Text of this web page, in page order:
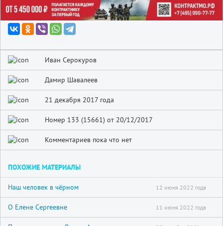
Иван Серокуров
Дамир Шавалеев
21 декабря 2017 года
Номер 133 (15661) от 20/12/2017
Комментариев пока что нет
ПОХОЖИЕ МАТЕРИАЛЫ
Наш человек в чёрном 12 июня 2022 года
О Елене Сергеевне 11 июня 2022 года